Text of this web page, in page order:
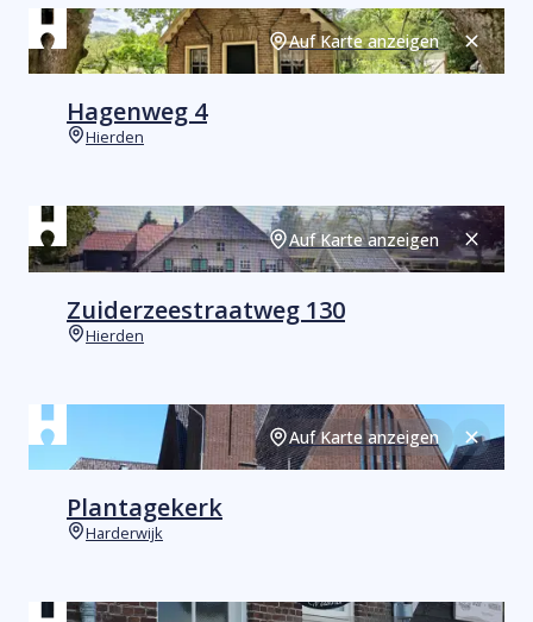
Auf Karte anzeigen
Hagenweg 4
Hierden
Auf Karte anzeigen
Zuiderzeestraatweg 130
Hierden
Auf Karte anzeigen
Plantagekerk
Harderwijk